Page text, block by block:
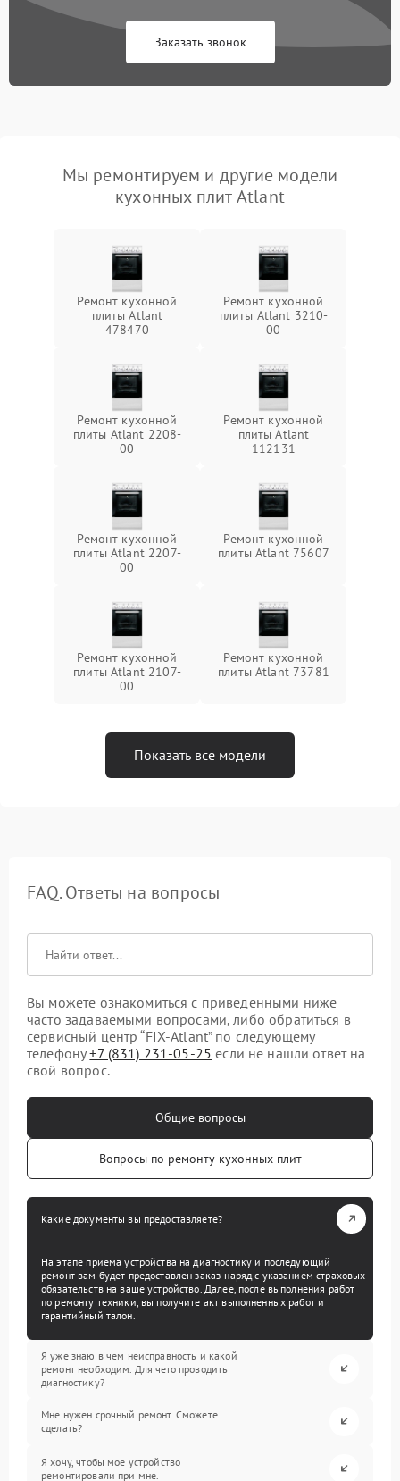
Заказать звонок
Мы ремонтируем и другие модели
кухонных плит Atlant
Ремонт кухонной
плиты Atlant
478470
Ремонт кухонной
плиты Atlant 3210-
00
Ремонт кухонной
плиты Atlant 2208-
00
Ремонт кухонной
плиты Atlant
112131
Ремонт кухонной
плиты Atlant 2207-
00
Ремонт кухонной
плиты Atlant 75607
Ремонт кухонной
плиты Atlant 2107-
00
Ремонт кухонной
плиты Atlant 73781
Показать все модели
FAQ. Ответы на вопросы
Вы можете ознакомиться с приведенными ниже
часто задаваемыми вопросами, либо обратиться в
сервисный центр “FIX-Atlant” по следующему
телефону+7 (831) 231-05-25 если не нашли ответ на
свой вопрос.
Общие вопросы
Вопросы по ремонту кухонных плит
Какие документы вы предоставляете?
На этапе приема устройства на диагностику и последующий
ремонт вам будет предоставлен заказ-наряд с указанием страховых
обязательств на ваше устройство. Далее, после выполнения работ
по ремонту техники, вы получите акт выполненных работ и
гарантийный талон.
Я уже знаю в чем неисправность и какой
ремонт необходим. Для чего проводить
диагностику?
Мне нужен срочный ремонт. Сможете
сделать?
Я хочу, чтобы мое устройство
ремонтировали при мне.